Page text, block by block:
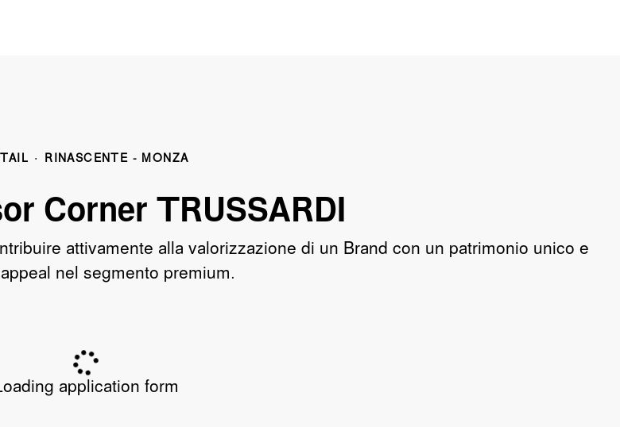
· RINASCENTE - MONZA
Corner TRUSSARDI
attivamente alla valorizzazione di un Brand con un patrimonio unico e
nel segmento premium.
application form